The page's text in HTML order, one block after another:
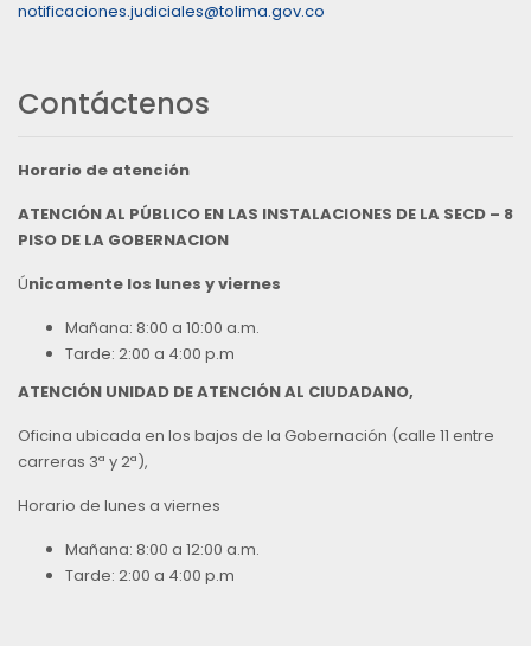
notificaciones.judiciales@tolima.gov.co
Contáctenos
Horario de atención
ATENCIÓN AL PÚBLICO EN LAS INSTALACIONES DE LA SECD – 8
PISO DE LA GOBERNACION
Únicamente los lunes y viernes
Mañana: 8:00 a 10:00 a.m.
Tarde: 2:00 a 4:00 p.m
ATENCIÓN UNIDAD DE ATENCIÓN AL CIUDADANO,
Oficina ubicada en los bajos de la Gobernación (calle 11 entre
carreras 3ª y 2ª),
Horario de lunes a viernes
Mañana: 8:00 a 12:00 a.m.
Tarde: 2:00 a 4:00 p.m